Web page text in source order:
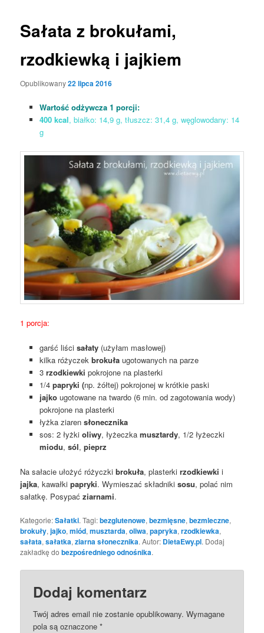
Sałata z brokułami,
rzodkiewką i jajkiem
Opublikowany22 lipca 2016
Wartość odżywcza 1 porcji:
400 kcal, białko: 14,9 g, tłuszcz: 31,4 g, węglowodany: 14
g
1 porcja:
garść liści sałaty (użyłam masłowej)
kilka różyczek brokułaugotowanych na parze
3 rzodkiewki pokrojone na plasterki
1/4 papryki (np. żółtej) pokrojonej w krótkie paski
jajkougotowane na twardo (6 min. od zagotowania wody)
pokrojone na plasterki
łyżka ziaren słonecznika
sos: 2 łyżki oliwy, łyżeczka musztardy, 1/2 łyżeczki
miodu, sól, pieprz
Na sałacie ułożyć różyczkibrokuła, plasterkirzodkiewki i
jajka, kawałki papryki. Wymieszać składnikisosu, polać nim
sałatkę. Posypaćziarnami.
Kategorie:Sałatki. Tagi:bezglutenowe,bezmięsne,bezmleczne,
brokuły,jajko,miód,musztarda,oliwa,papryka,rzodkiewka,
sałata,sałatka,ziarna słonecznika. Autor: DietaEwy.pl. Dodaj
zakładkę dobezpośredniego odnośnika.
Dodaj komentarz
Twój adres email nie zostanie opublikowany. Wymagane
pola są oznaczone*